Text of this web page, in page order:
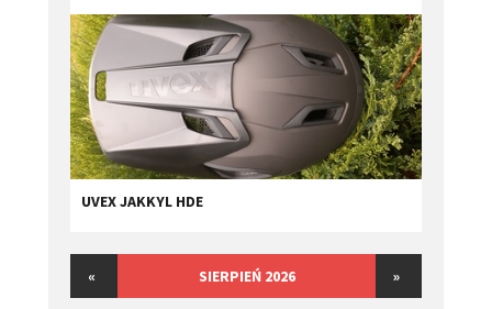
UVEX JAKKYL HDE
« SIERPIEŃ 2026 »